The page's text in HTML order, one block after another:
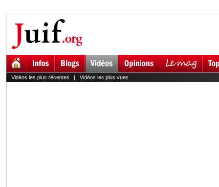
Vidéos les plus récentes | Vidéos les plus vues